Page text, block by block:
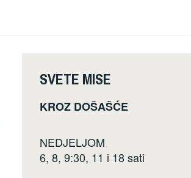
SVETE MISE
KROZ DOŠAŠĆE
NEDJELJOM
6, 8, 9:30, 11 i 18 sati